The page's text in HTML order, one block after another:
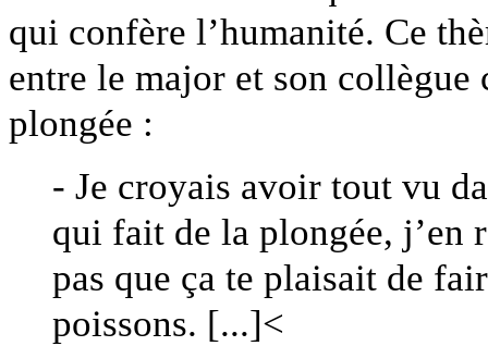
qui confère l’humanité. Ce
entre le major et son collègue
plongée :
- Je croyais avoir tout vu
qui fait de la plongée, j’en
pas que ça te plaisait de
poissons. [...]<